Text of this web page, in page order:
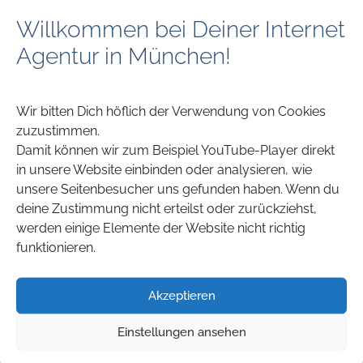
Willkommen bei Deiner Internet
Agentur in München!
Wir bitten Dich höflich der Verwendung von Cookies
zuzustimmen.
Damit können wir zum Beispiel YouTube-Player direkt
in unsere Website einbinden oder analysieren, wie
unsere Seitenbesucher uns gefunden haben. Wenn du
deine Zustimmung nicht erteilst oder zurückziehst,
werden einige Elemente der Website nicht richtig
funktionieren.
Akzeptieren
Einstellungen ansehen
Singende Weihnnachtsgrüße: Der Weihnachten 2020
Song von RMS auf einer Online Grußkarte. Für den
Kunden sind datenschutzkonforme
Nutzungsstatistiken und Auswertungen in Echtzeit
verfügbar.
Jetzt selbst online ansehen
Leistungen:Weihnachtliche
Videogrüße